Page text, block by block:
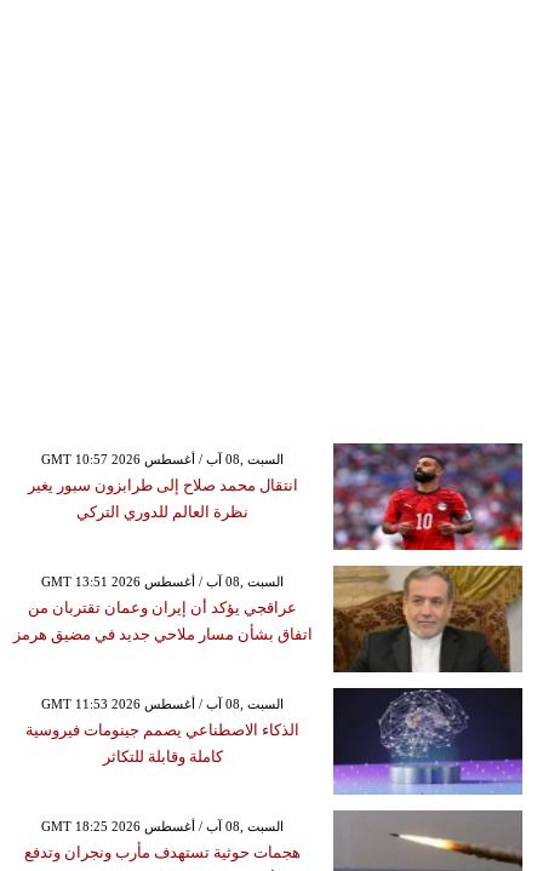
GMT 10:57 2026 السبت ,08 آب / أغسطس
انتقال محمد صلاح إلى طرابزون سبور يغير
نظرة العالم للدوري التركي
GMT 13:51 2026 السبت ,08 آب / أغسطس
عراقجي يؤكد أن إيران وعمان تقتربان من
اتفاق بشأن مسار ملاحي جديد في مضيق هرمز
GMT 11:53 2026 السبت ,08 آب / أغسطس
الذكاء الاصطناعي يصمم جينومات فيروسية
كاملة وقابلة للتكاثر
GMT 18:25 2026 السبت ,08 آب / أغسطس
هجمات حوثية تستهدف مأرب ونجران وتدفع